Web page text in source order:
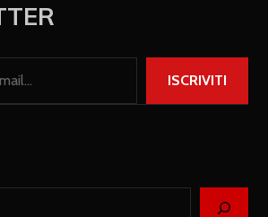
ISCRIVITI